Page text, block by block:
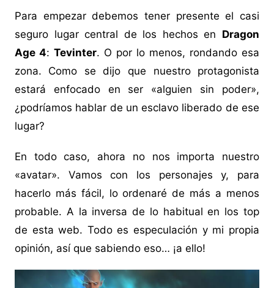
Para empezar debemos tener presente el casi
seguro lugar central de los hechos en Dragon
Age 4: Tevinter. O por lo menos, rondando esa
zona. Como se dijo que nuestro protagonista
estará enfocado en ser «alguien sin poder»,
¿podríamos hablar de un esclavo liberado de ese
lugar?
En todo caso, ahora no nos importa nuestro
«avatar». Vamos con los personajes y, para
hacerlo más fácil, lo ordenaré de más a menos
probable. A la inversa de lo habitual en los top
de esta web. Todo es especulación y mi propia
opinión, así que sabiendo eso… ¡a ello!